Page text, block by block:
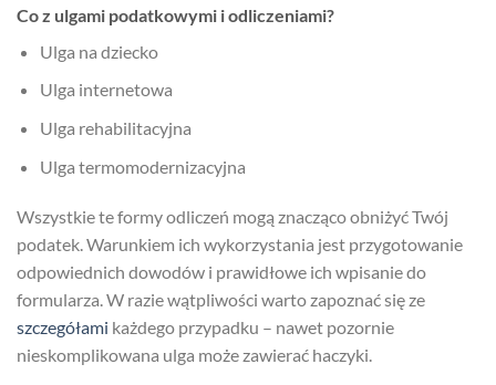
Co z ulgami podatkowymi i odliczeniami?
Ulga na dziecko
Ulga internetowa
Ulga rehabilitacyjna
Ulga termomodernizacyjna
Wszystkie te formy odliczeń mogą znacząco obniżyć Twój
podatek. Warunkiem ich wykorzystania jest przygotowanie
odpowiednich dowodów i prawidłowe ich wpisanie do
formularza. W razie wątpliwości warto zapoznać się ze
szczegółami każdego przypadku – nawet pozornie
nieskomplikowana ulga może zawierać haczyki.